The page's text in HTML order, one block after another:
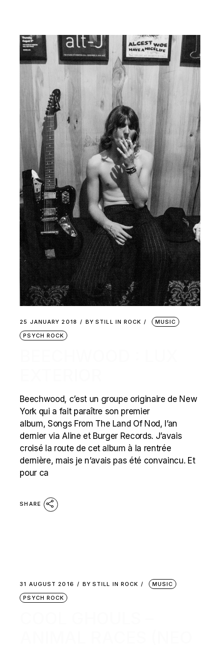
25 JANUARY 2018 BY STILL IN ROCK
MUSIC
PSYCH ROCK
Beechwood, c’est un groupe originaire de New
York qui a fait paraître son premier
album, Songs From The Land Of Nod, l’an
dernier via Aline et Burger Records. J’avais
croisé la route de cet album à la rentrée
dernière, mais je n’avais pas été convaincu. Et
pour ca
SHARE
31 AUGUST 2016 BY STILL IN ROCK
MUSIC
PSYCH ROCK